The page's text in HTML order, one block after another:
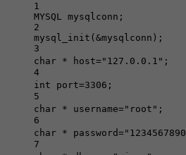
1
MYSQL mysqlconn;
2
mysql_init ( &mysqlconn);
3
char * host="127.0.0.1" ;
4
int port=3306 ;
5
char * username="root" ;
6
char * password=
7